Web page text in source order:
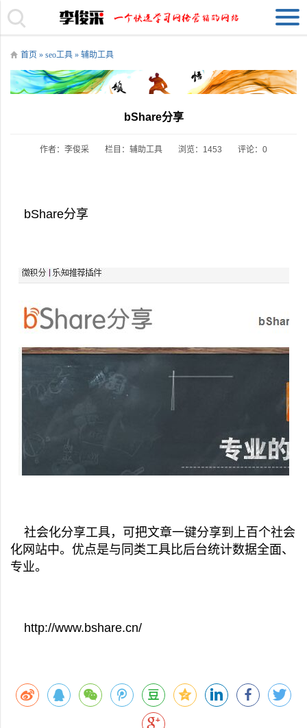
首页 » seo工具 » 辅助工具
bShare分享
作者：李俊采 栏目： 辅助工具 浏览：1453 评论：0
bShare分享
社会化分享工具，可把文章一键分享到上百个社会
化网站中。优点是与同类工具比后台统计数据全面、
专业。
http://www.bshare.cn/